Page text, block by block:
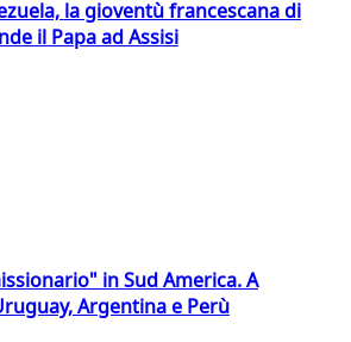
la gioventù francescana di
il Papa ad Assisi
in Sud America. A
Argentina e Perù